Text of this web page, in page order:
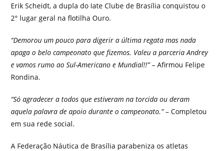
Erik Scheidt, a dupla do Iate Clube de Brasília conquistou o
2° lugar geral na flotilha Ouro.
“Demorou um pouco para digerir a última regata mas nada
apaga o belo campeonato que fizemos. Valeu a parceria Andrey
e vamos rumo ao Sul-Americano e Mundial!!”– Afirmou Felipe
Rondina.
“Só agradecer a todos que estiveram na torcida ou deram
aquela palavra de apoio durante o campeonato.”– Completou
em sua rede social.
A Federação Náutica de Brasília parabeniza os atletas